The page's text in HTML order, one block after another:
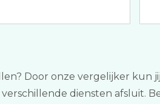
Door onze vergelijker kun
diensten afsluit.